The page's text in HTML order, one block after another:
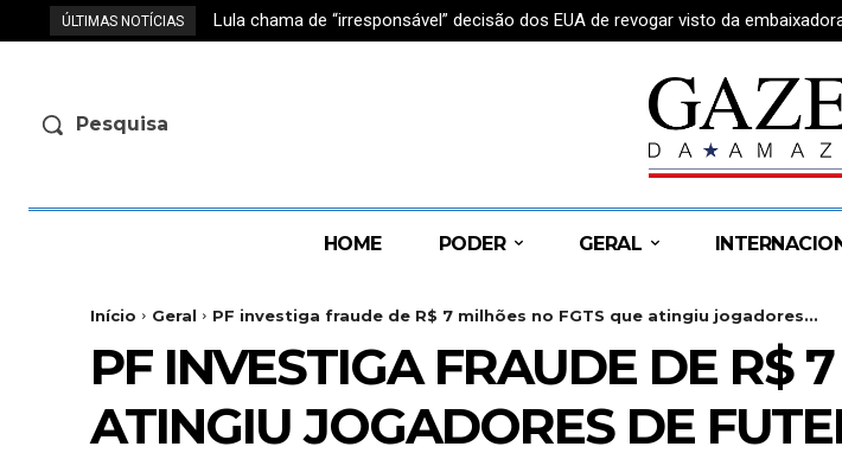
ÚLTIMAS NOTÍCIAS Lula chama de “irresponsável” decisão dos EUA de revogar visto da
Pesquisa
HOME PODER GERAL
Início Geral PF investiga fraude de R$ 7 milhões no FGTS que atingiu jogadores...
PF INVESTIGA FRAUDE DE R$
ATINGIU JOGADORES DE